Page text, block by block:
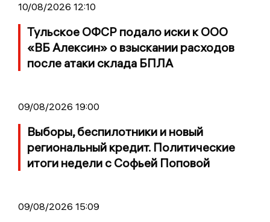
10/08/2026 12:10
Тульское ОФСР подало иски к ООО
«ВБ Алексин» о взыскании расходов
после атаки склада БПЛА
09/08/2026 19:00
Выборы, беспилотники и новый
региональный кредит. Политические
итоги недели с Софьей Поповой
09/08/2026 15:09